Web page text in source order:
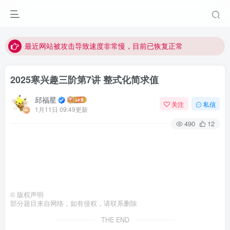
最近网站被攻击导致速度非常慢，目前已恢复正常
2025寒兴趣三阶第7讲 整式化简求值
邱福星
1月11日 09:49更新
关注 私信
490 12
© 版权声明
部分题目来自网络，如有侵权，请联系删除
THE END